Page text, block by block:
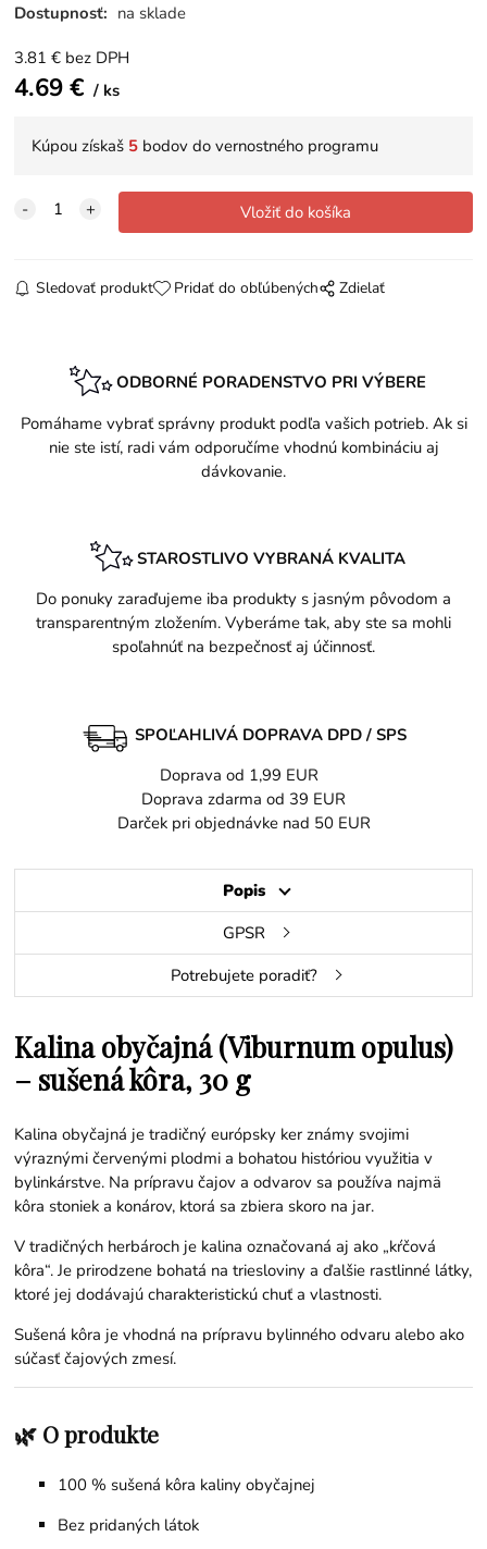
Dostupnosť: na sklade
3.81 € bez DPH
4.69€ ks
Kúpou získaš 5 bodov do vernostného programu
Sledovať produkt Pridať do obľúbených Zdielať
ODBORNÉ PORADENSTVO PRI VÝBERE
Pomáhame vybrať správny produkt podľa vašich potrieb. Ak si
nie ste istí, radi vám odporučíme vhodnú kombináciu aj
dávkovanie.
STAROSTLIVO VYBRANÁ KVALITA
Do ponuky zaraďujeme iba produkty s jasným pôvodom a
transparentným zložením. Vyberáme tak, aby ste sa mohli
spoľahnúť na bezpečnosť aj účinnosť.
SPOĽAHLIVÁ DOPRAVA DPD / SPS
Doprava od 1,99 EUR
Doprava zdarma od 39 EUR
Darček pri objednávke nad 50 EUR
Popis
GPSR
Potrebujete poradiť?
Kalina obyčajná (Viburnum opulus)
– sušená kôra, 30 g
Kalina obyčajná je tradičný európsky ker známy svojimi
výraznými červenými plodmi a bohatou históriou využitia v
bylinkárstve. Na prípravu čajov a odvarov sa používa najmä
kôra stoniek a konárov, ktorá sa zbiera skoro na jar.
V tradičných herbároch je kalina označovaná aj ako „kŕčová
kôra“. Je prirodzene bohatá na triesloviny a ďalšie rastlinné látky,
ktoré jej dodávajú charakteristickú chuť a vlastnosti.
Sušená kôra je vhodná na prípravu bylinného odvaru alebo ako
súčasť čajových zmesí.
🌿 O produkte
100 % sušená kôra kaliny obyčajnej
Bez pridaných látok